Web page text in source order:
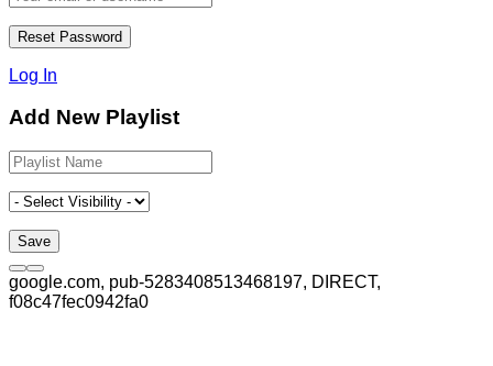
Log In
Add New Playlist
google.com, pub-5283408513468197, DIRECT,
f08c47fec0942fa0